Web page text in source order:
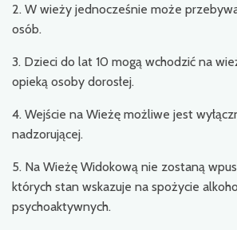
2. W wieży jednocześnie może
osób.
3. Dzieci do lat 10 mogą wchodzić na
opieką osoby dorosłej.
4. Wejście na Wieżę możliwe jest
nadzorującej.
5. Na Wieżę Widokową nie zostaną
których stan wskazuje na spożycie
psychoaktywnych.